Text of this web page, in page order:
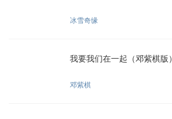
冰雪奇缘
我要我们在一起（邓紫棋版）
邓紫棋